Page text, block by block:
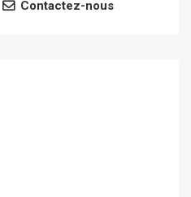
Contactez-nous